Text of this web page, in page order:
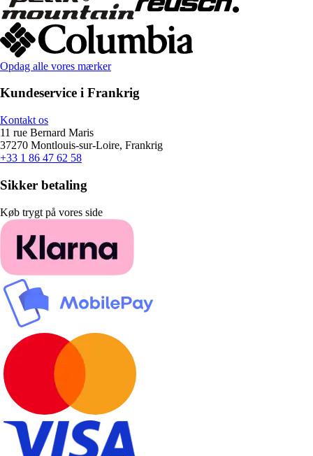
Opdag alle vores mærker
Kundeservice i Frankrig
Kontakt os
11 rue Bernard Maris
37270 Montlouis-sur-Loire, Frankrig
+33 1 86 47 62 58
Sikker betaling
Køb trygt på vores side